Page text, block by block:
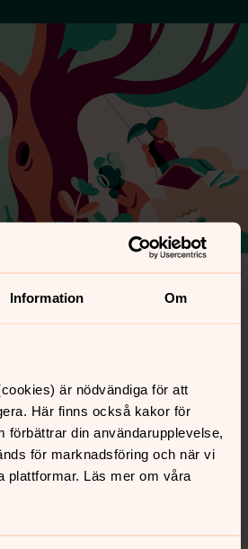
Information Om
är nödvändiga för att
Här finns också kakor för
förbättrar din användarupplevelse,
för marknadsföring och när vi
plattformar. Läs mer om våra
svalare väder äntligen!
mig till honom. Blir så osäker
Hjälp mig att bli trygg,
till mig själv mm.
regnet över vår närmaste
vatten i bäckarna till